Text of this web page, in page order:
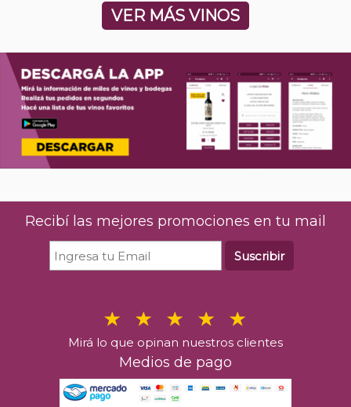
VER MÁS VINOS
Recibí las mejores promociones en tu mail
Suscribir
Mirá lo que opinan nuestros clientes
Medios de pago